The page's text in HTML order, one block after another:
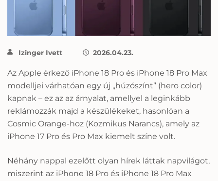
Izinger Ivett 2026.04.23.
Az Apple érkező iPhone 18 Pro és iPhone 18 Pro Max
modelljei várhatóan egy új „húzószínt” (hero color)
kapnak – ez az az árnyalat, amellyel a leginkább
reklámozzák majd a készülékeket, hasonlóan a
Cosmic Orange-hoz (Kozmikus Narancs), amely az
iPhone 17 Pro és Pro Max kiemelt színe volt.
Néhány nappal ezelőtt olyan hírek láttak napvilágot,
miszerint az iPhone 18 Pro és iPhone 18 Pro Max